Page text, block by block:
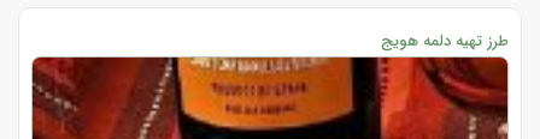
طرز تهیه دلمه هویج